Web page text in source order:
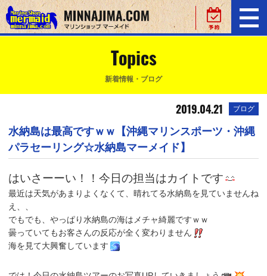
Topics
新着情報・ブログ
2019.04.21 ブログ
水納島は最高ですｗｗ【沖縄マリンスポーツ・沖縄
パラセーリング☆水納島マーメイド】
はいさーーい！！今日の担当はカイトです
最近は天気があまりよくなくて、晴れてる水納島を見ていませんね
え、、
でもでも、やっぱり水納島の海はメチャ綺麗ですｗｗ
曇っていてもお客さんの反応が全く変わりません
海を見て大興奮しています